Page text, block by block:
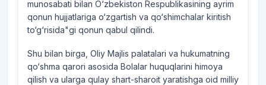
munosabati bilan O‘zbekiston Respublikasining ayrim
qonun hujjatlariga o‘zgartish va qo‘shimchalar kiritish
to‘g‘risida"gi qonun qabul qilindi.
Shu bilan birga, Oliy Majlis palatalari va hukumatning
qo‘shma qarori asosida Bolalar huquqlarini himoya
qilish va ularga qulay shart-sharoit yaratishga oid milliy